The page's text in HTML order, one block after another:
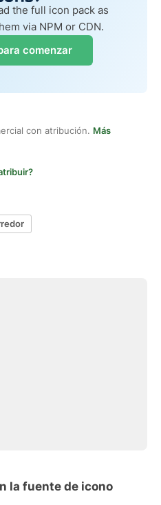
the full icon pack as
via NPM or CDN.
comenzar
con atribución. Más
la fuente de icono